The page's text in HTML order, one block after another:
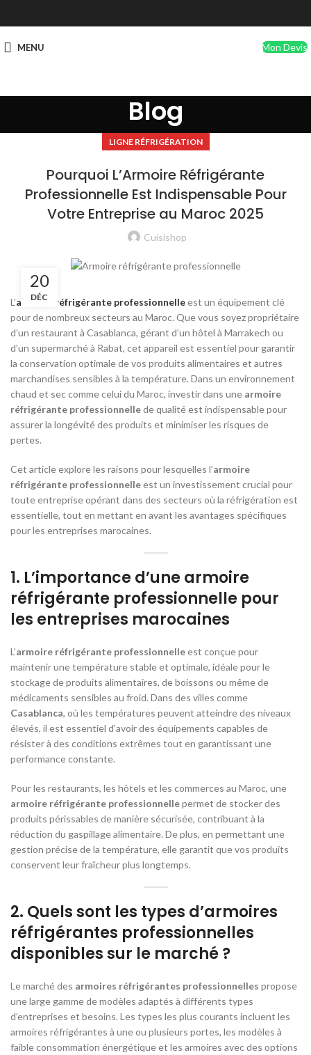
MENU Mon Devis
Blog
LIGNE RÉFRIGÉRATION
Pourquoi L’Armoire Réfrigérante
Professionnelle Est Indispensable Pour
Votre Entreprise au Maroc 2025
Cuisishop
20
DÉC
L’armoire réfrigérante professionnelleest un équipement clé
pour de nombreux secteurs au Maroc. Que vous soyez propriétaire
d’un restaurant à Casablanca, gérant d’un hôtel à Marrakech ou
d’un supermarché à Rabat, cet appareil est essentiel pour garantir
la conservation optimale de vos produits alimentaires et autres
marchandises sensibles à la température. Dans un environnement
chaud et sec comme celui du Maroc, investir dans une armoire
réfrigérante professionnellede qualité est indispensable pour
assurer la longévité des produits et minimiser les risques de
pertes.
Cet article explore les raisons pour lesquelles l’armoire
réfrigérante professionnelleest un investissement crucial pour
toute entreprise opérant dans des secteurs où la réfrigération est
essentielle, tout en mettant en avant les avantages spécifiques
pour les entreprises marocaines.
1. L’importance d’une armoire
réfrigérante professionnelle pour
les entreprises marocaines
L’armoire réfrigérante professionnelleest conçue pour
maintenir une température stable et optimale, idéale pour le
stockage de produits alimentaires, de boissons ou même de
médicaments sensibles au froid. Dans des villes comme
Casablanca, où les températures peuvent atteindre des niveaux
élevés, il est essentiel d’avoir des équipements capables de
résister à des conditions extrêmes tout en garantissant une
performance constante.
Pour les restaurants, les hôtels et les commerces au Maroc, une
armoire réfrigérante professionnellepermet de stocker des
produits périssables de manière sécurisée, contribuant à la
réduction du gaspillage alimentaire. De plus, en permettant une
gestion précise de la température, elle garantit que vos produits
conservent leur fraîcheur plus longtemps.
2. Quels sont les types d’armoires
réfrigérantes professionnelles
disponibles sur le marché ?
Le marché des armoires réfrigérantes professionnelles propose
une large gamme de modèles adaptés à différents types
d’entreprises et besoins. Les types les plus courants incluent les
armoires réfrigérantes à une ou plusieurs portes, les modèles à
faible consommation énergétique et les armoires avec des options